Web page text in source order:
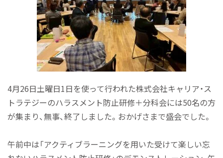
4月26日土曜日1日を使って行われた株式会社キャリア・ス
トラテジーのハラスメント防止研修＋分科会には50名の方
が集まり、無事、終了しました。おかげさまで盛会でした。
午前中は「アクティブラーニングを用いた受けて楽しい忘